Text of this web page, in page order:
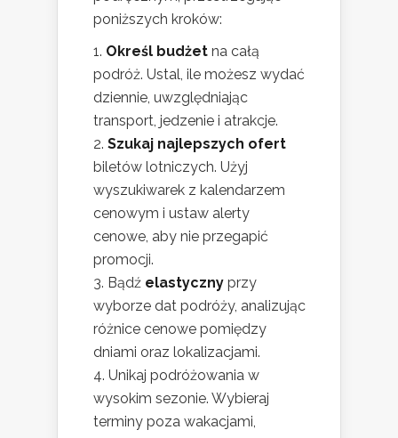
poniższych kroków:
Określ budżet na całą
podróż. Ustal, ile możesz wydać
dziennie, uwzględniając
transport, jedzenie i atrakcje.
Szukaj najlepszych ofert
biletów lotniczych. Użyj
wyszukiwarek z kalendarzem
cenowym i ustaw alerty
cenowe, aby nie przegapić
promocji.
Bądź elastyczny przy
wyborze dat podróży, analizując
różnice cenowe pomiędzy
dniami oraz lokalizacjami.
Unikaj podróżowania w
wysokim sezonie. Wybieraj
terminy poza wakacjami,